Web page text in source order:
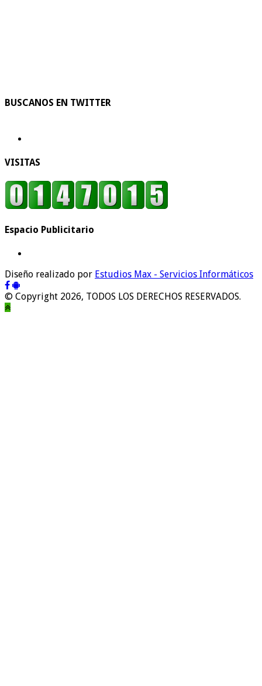
BUSCANOS EN TWITTER
VISITAS
Espacio Publicitario
Diseño realizado por Estudios Max - Servicios Informáticos
© Copyright 2026, TODOS LOS DERECHOS RESERVADOS.